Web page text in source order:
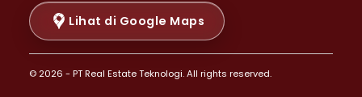
Properti Dijual di Kramat >
Properti Dijual di Pasar Baru >
Properti Dijual di Bendungan Hilir >
Properti Dijual di Jakarta Selatan >
Lihat di Google Maps
© 2026 - PT Real Estate Teknologi. All rights reserved.